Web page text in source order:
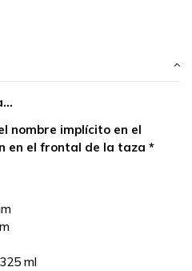
nombre implícito en el
en el frontal de la taza *
ml